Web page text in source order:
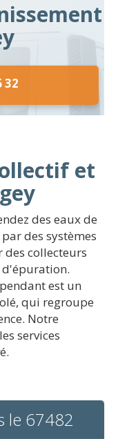
32
et
des eaux de
des systèmes
collecteurs
d'épuration.
est un
qui regroupe
Notre
services
le 67482